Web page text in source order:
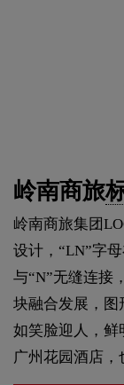
岭南商旅
岭南商旅集团
设计，“LN”字
与“N”无缝连接
块融合发展，图
如笑脸迎人，鲜
广州花园酒店，